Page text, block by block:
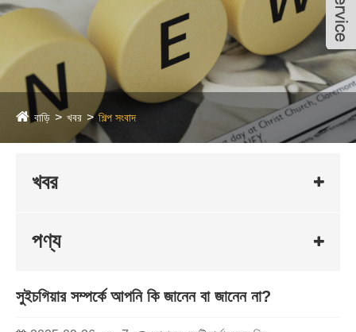
বাড়ি খবর শিল্প সংবাদ
খবর
পণ্য
সুইচগিয়ার সম্পর্কে আপনি কি জানেন বা জানেন না?